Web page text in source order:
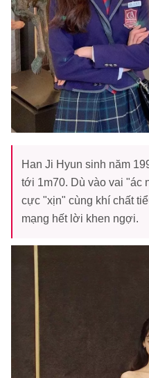
Han Ji Hyun sinh năm
tới 1m70. Dù vào vai "ác
cực "xịn" cùng khí chất
mạng hết lời khen ngợi.